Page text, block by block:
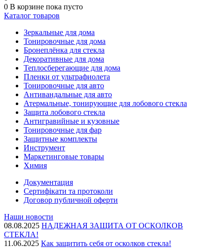
0 В корзине пока пусто
Каталог товаров
Зеркальные для дома
Тонировочные для дома
Бронеплёнка для стекла
Декоративные для дома
Теплосберегающие для дома
Пленки от ультрафиолета
Тонировочные для авто
Антивандальные для авто
Атермальные, тонирующие для лобового стекла
Защита лобового стекла
Антигравийные и кузовные
Тонировочные для фар
Защитные комплекты
Инструмент
Маркетинговые товары
Химия
Документация
Сертифікати та протоколи
Договор публичной оферти
Наши новости
08.08.2025 НАДЕЖНАЯ ЗАЩИТА ОТ ОСКОЛКОВ
СТЕКЛА!
11.06.2025 Как защитить себя от осколков стекла!